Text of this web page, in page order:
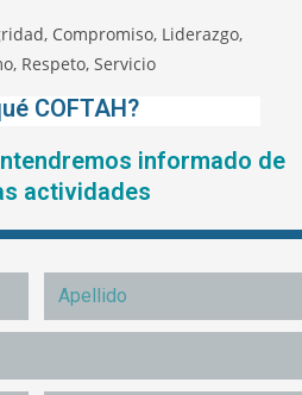
COFTAH?
informado de
actividades